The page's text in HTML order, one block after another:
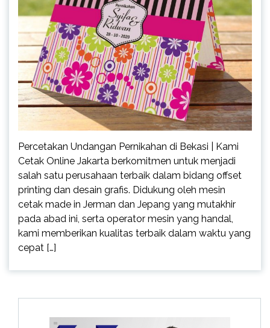
Percetakan Undangan Pernikahan di Bekasi | Kami
Cetak Online Jakarta berkomitmen untuk menjadi
salah satu perusahaan terbaik dalam bidang offset
printing dan desain grafis. Didukung oleh mesin
cetak made in Jerman dan Jepang yang mutakhir
pada abad ini, serta operator mesin yang handal,
kami memberikan kualitas terbaik dalam waktu yang
cepat […]